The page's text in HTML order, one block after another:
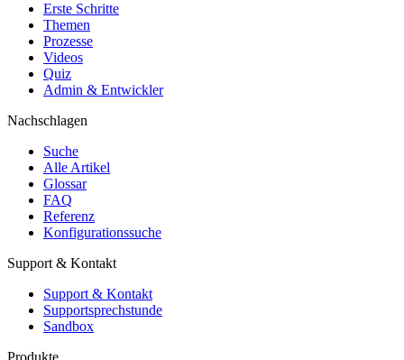
Erste Schritte
Themen
Prozesse
Videos
Quiz
Admin & Entwickler
Nachschlagen
Suche
Alle Artikel
Glossar
FAQ
Referenz
Konfigurationssuche
Support & Kontakt
Support & Kontakt
Supportsprechstunde
Sandbox